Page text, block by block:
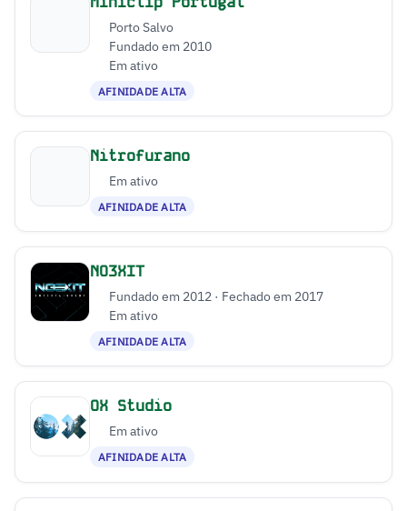
Porto Salvo
Fundado em 2010
Em ativo
AFINIDADE ALTA
Nitrofurano
Em ativo
AFINIDADE ALTA
NO3XIT
Fundado em 2012 · Fechado em 2017
Em ativo
AFINIDADE ALTA
OX Studio
Em ativo
AFINIDADE ALTA